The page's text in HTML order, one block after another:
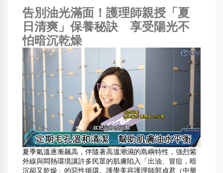
告別油光滿面！護理師親授「夏
日清爽」保養秘訣 享受陽光不
怕暗沉乾燥
夏季氣溫逐漸飆高，伴隨著高溫潮濕的島嶼特性，強烈紫
外線與悶熱環境讓許多民眾的肌膚陷入「出油、冒痘，暗
沉卻又乾燥」的惡性循環。護學美容護理師郭貞君（中華